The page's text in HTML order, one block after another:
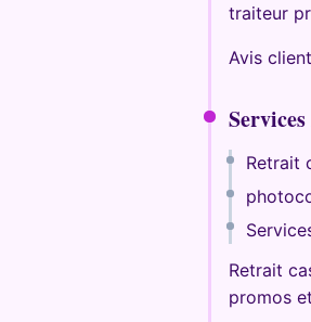
traiteur
Avis
Retrait
Retrait
promos